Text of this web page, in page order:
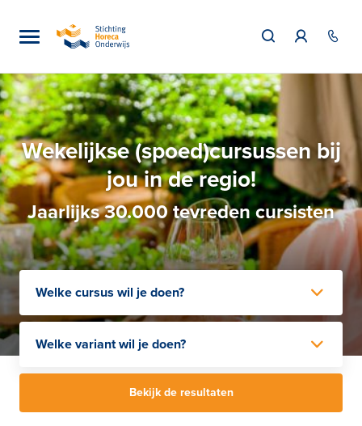
Wekelijkse (spoed)cursussen bij
jou in de regio!
Jaarlijks 30.000 tevreden cursisten
Welke cursus wil je doen?
Welke variant wil je doen?
Bekijk de resultaten